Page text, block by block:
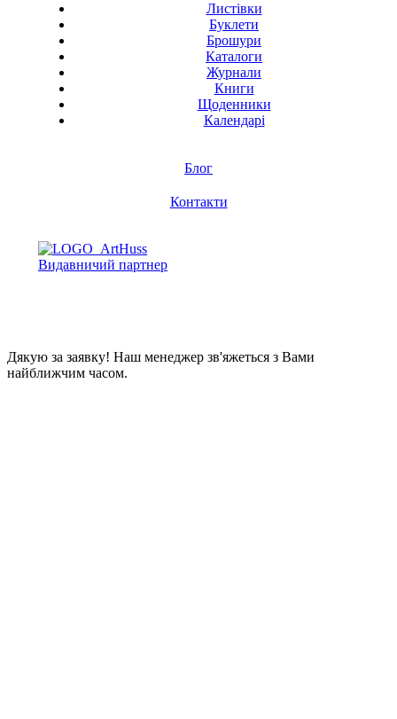
Листівки
Буклети
Брошури
Каталоги
Журнали
Книги
Щоденники
Календарі
Блог
Контакти
Видавничий партнер
Дякую за заявку! Наш менеджер зв'яжеться з Вами
найближчим часом.